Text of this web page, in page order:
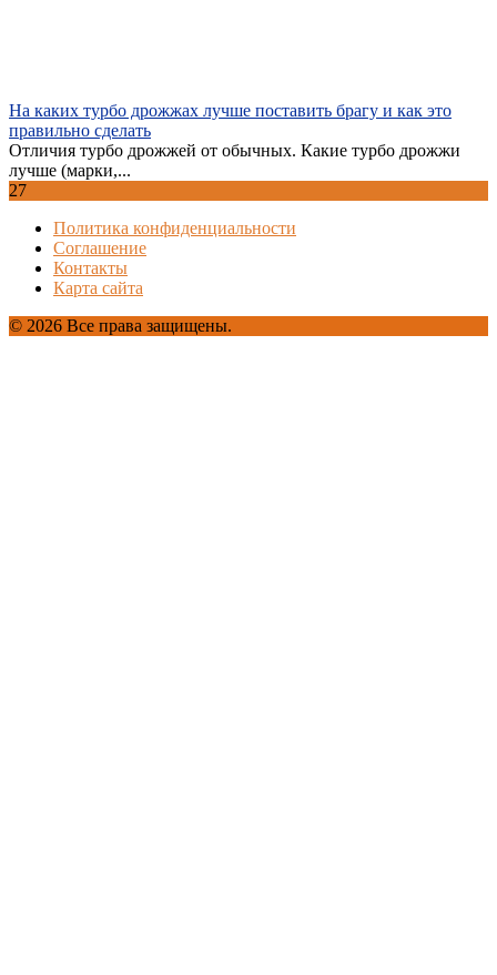
На каких турбо дрожжах лучше поставить брагу и как это
правильно сделать
Отличия турбо дрожжей от обычных. Какие турбо дрожжи
лучше (марки,...
27
Политика конфиденциальности
Соглашение
Контакты
Карта сайта
© 2026 Все права защищены.